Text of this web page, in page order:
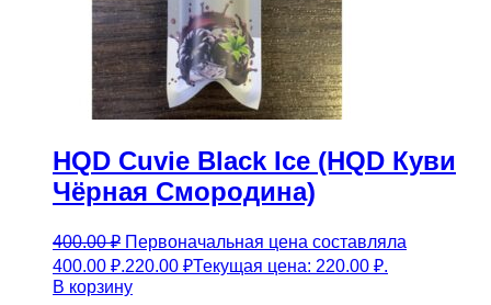
HQD Cuvie Black Ice (HQD Куви
Чёрная Смородина)
400.00₽ Первоначальная цена составляла
400.00 ₽.220.00 ₽Текущая цена: 220.00 ₽.
В корзину